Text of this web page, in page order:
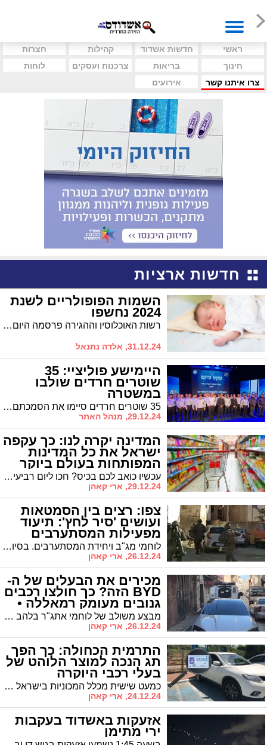
ראשי חדשות אשדוד קהילות
חצרות
חינוך
בריאות צרכנות ועסקים
לוחות
צרו איתנו קשר
אירועים
חדשות ארציות
השמות הפופולריים לשנת
2024 נחשפו
רשות האוכלוסין וההגירה פרסמה היום (שלישי) את רשימת השמות הפופולריים בקרב התינוקות שנולדו בשנה החולפת (2024), ומספקת הצצה מרתקת לבחירות ההורים בישראל
31.12.24, אלדה נתנאל
היימישע פוליציי: 35
שוטרים חרדים שולבו
במשטרה
35 שוטרים חרדים סיימו את הסמכתם ומתחילים לשרת בתפקידי הליבה במשטרת ישראל. במשטרה מברכים: "שיתוף פעולה מתבקש"
29.12.24, מנהל האתר
המדינה יקרה לנו: כך עקפה
ישראל את כל המדינות
המפותחות בעולם ביוקר
המחיה עכשיו כואב לכם בכיס? חכו ליום רביעי, שבו אמורים לזנק מחירי החשמל, המים, הארנונה והמזון, לצד עלייה כללית במע"מ. תחקיר 'ידיעות' חושף את הסיבות לעלייה הדרמטית ביוקר המחיה בישראל בשנים האחרונות, ואת המספרים המטרידים
29.12.24, ארי קאהן
צפו: רצים בין הסמטאות
ועושים 'סיר לחץ': תיעוד
מפעילות המסתערבים
בשכם (וידאו) לוחמי מג"ב ויחידת המסתערבים, בסיוע כוחות צה"ל והשב"כ, לכדו מחבלים שהתבצרו במבנה בעיר שכם. תיעוד מיוחד ממצלמות הקסדה של הלוחמים והרחפן חושף את הרגעים הדרמטיים של המבצע
26.12.24, ארי קאהן
מכירים את הבעלים של ה-
BYD הזה? כך חולצו רכבים
גנובים מעומק רמאללה •
צפו מבצע משולב של לוחמי אתג"ר בלהב 433 וצה"ל הוביל להחזרת רכבים גנובים לבעליהם מעומק רמאללה. המבצע מגיע על רקע תופעה מדאיגה של גניבות רכבים חשמליים סיניים, כאשר לאחרונה נרשמה עלייה חדה בגניבת דגמי ג'ילי וצ'רי
26.12.24, ארי קאהן
התרמית הכחולה: כך הפך
תג הנכה למוצר הלוהט של
בעלי רכבי היוקרה
כמעט שישית מכלל המכוניות בישראל נושאות תג נכה, עם זינוק של מאות אחוזים בשנים האחרונות - כך על פי תחקיר 'דה מרקר'. בעלי רכבי יוקרה ומכוניות חזקות במיוחד מובילים במירוץ אחר התג הנחשק, שמעניק פטור מתשלום חניה וזכות לחנות על המדרכה
24.12.24, ארי קאהן
אזעקות באשדוד בעקבות
ירי מתימן